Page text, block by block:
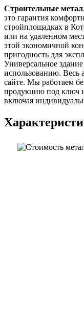
Строительные
это гарантия
стройплощадках в
или на удаленном
этой экономичной
пригодность для
Универсальное
использованию. Весь
сайте. Мы работаем
продукцию под ключ
включая